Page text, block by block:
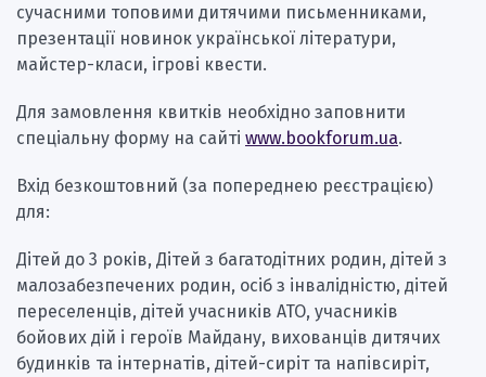
сучасними топовими дитячими письменниками,
презентації новинок української літератури,
майстер-класи, ігрові квести.
Для замовлення квитків необхідно заповнити
спеціальну форму на сайті www.bookforum.ua.
Вхід безкоштовний (за попереднею реєстрацією)
для:
Дітей до 3 років, Дітей з багатодітних родин, дітей з
малозабезпечених родин, осіб з інвалідністю, дітей
переселенців, дітей учасників АТО, учасників
бойових дій і героїв Майдану, вихованців дитячих
будинків та інтернатів, дітей-сиріт та напівсиріт,